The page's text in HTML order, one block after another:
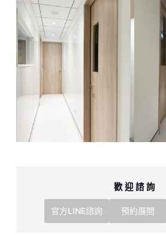
歡 迎 諮 詢
官方LINE諮詢 預約展間